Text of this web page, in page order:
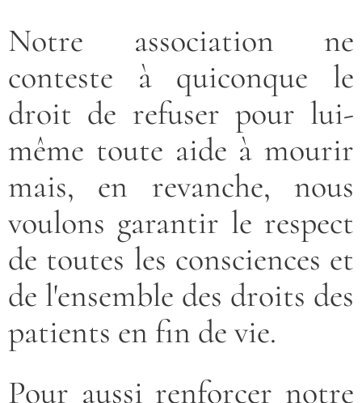
Notre association ne
conteste à quiconque le
droit de refuser pour lui-
même toute aide à mourir
mais, en revanche, nous
voulons garantir le respect
de toutes les consciences et
de l'ensemble des droits des
patients en fin de vie.
Pour aussi renforcer notre